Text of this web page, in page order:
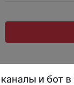
и бот в